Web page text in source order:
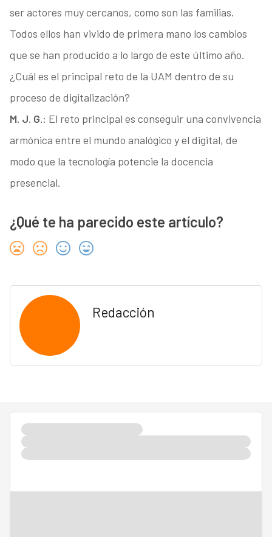
ser actores muy cercanos, como son las familias.
Todos ellos han vivido de primera mano los cambios
que se han producido a lo largo de este último año.
¿Cuál es el principal reto de la UAM dentro de su
proceso de digitalización?
M. J. G.: El reto principal es conseguir una convivencia
armónica entre el mundo analógico y el digital, de
modo que la tecnología potencie la docencia
presencial.
¿Qué te ha parecido este artículo?
Redacción